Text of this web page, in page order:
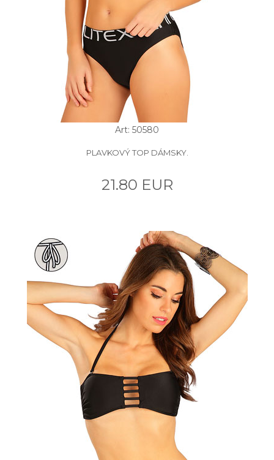
Art: 50580
PLAVKOVÝ TOP DÁMSKY.
21.80 EUR